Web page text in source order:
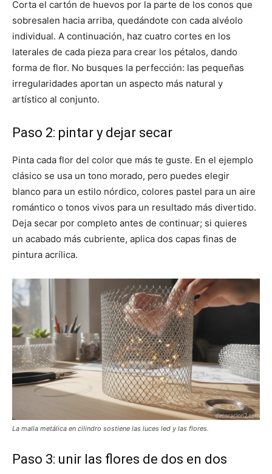
Corta el cartón de huevos por la parte de los conos que
sobresalen hacia arriba, quedándote con cada alvéolo
individual. A continuación, haz cuatro cortes en los
laterales de cada pieza para crear los pétalos, dando
forma de flor. No busques la perfección: las pequeñas
irregularidades aportan un aspecto más natural y
artístico al conjunto.
Paso 2: pintar y dejar secar
Pinta cada flor del color que más te guste. En el ejemplo
clásico se usa un tono morado, pero puedes elegir
blanco para un estilo nórdico, colores pastel para un aire
romántico o tonos vivos para un resultado más divertido.
Deja secar por completo antes de continuar; si quieres
un acabado más cubriente, aplica dos capas finas de
pintura acrílica.
La malla metálica en cilindro sostiene las luces led y las flores.
Paso 3: unir las flores de dos en dos